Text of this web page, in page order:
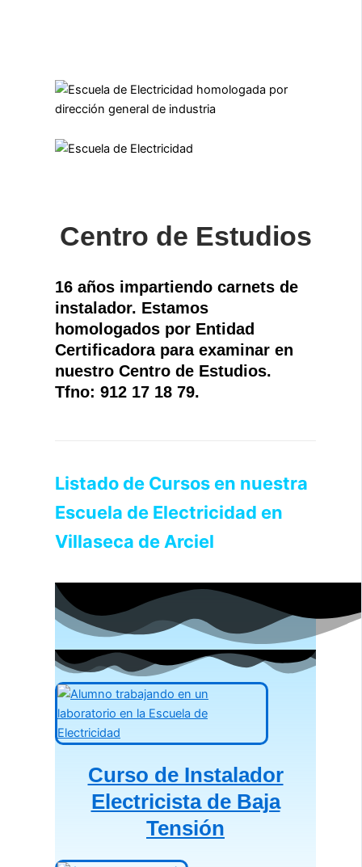
Centro de Estudios
16 años impartiendo carnets de
instalador. Estamos
homologados por Entidad
Certificadora para examinar en
nuestro Centro de Estudios.
Tfno: 912 17 18 79.
Listado de Cursos en nuestra
Escuela de Electricidad en
Villaseca de Arciel
Curso de Instalador
Electricista de Baja
Tensión